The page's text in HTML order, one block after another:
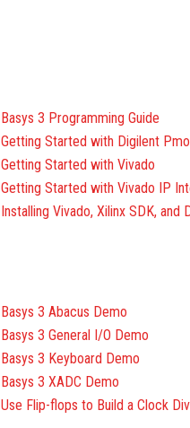
Basys 3 Programming Guide
Getting Started with Digilent
Getting Started with Vivado
Getting Started with Vivado IP
Installing Vivado, Xilinx SDK, and
Basys 3 Abacus Demo
Basys 3 General I/O Demo
Basys 3 Keyboard Demo
Basys 3 XADC Demo
Use Flip-flops to Build a Clock